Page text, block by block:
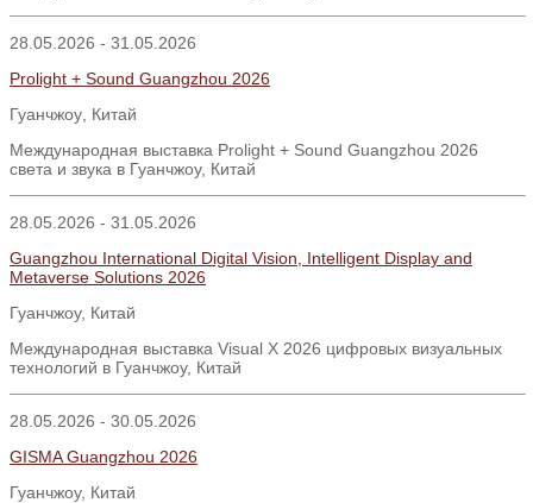
28.05.2026 - 31.05.2026
Prolight + Sound Guangzhou 2026
Гуанчжоу Китай
Международная выставка Prolight + Sound Guangzhou 2026
света и звука в Гуанчжоу, Китай
28.05.2026 - 31.05.2026
Guangzhou International Digital Vision, Intelligent Display and
Metaverse Solutions 2026
Гуанчжоу, Китай
Международная выставка Visual X 2026 цифровых визуальных
технологий в Гуанчжоу, Китай
28.05.2026 - 30.05.2026
GISMA Guangzhou 2026
Гуанчжоу, Китай